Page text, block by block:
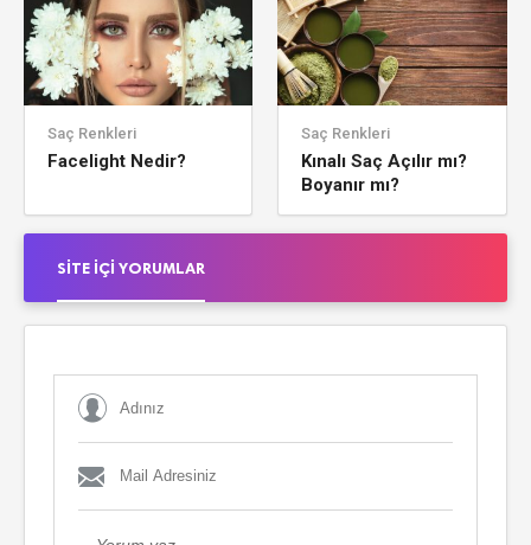
Saç Renkleri
Facelight Nedir?
Saç Renkleri
Kınalı Saç Açılır mı?
Boyanır mı?
SITE İÇI YORUMLAR